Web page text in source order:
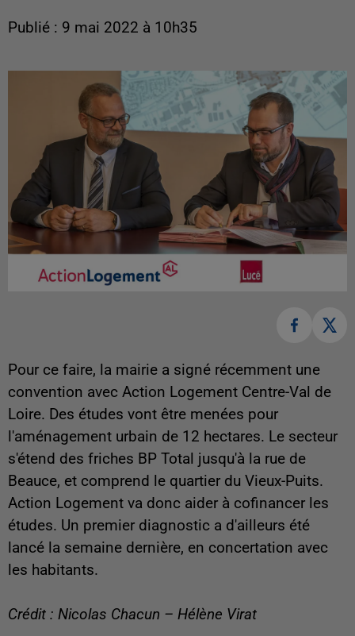
Publié : 9 mai 2022 à 10h35
Pour ce faire, la mairie a signé récemment une
convention avec Action Logement Centre-Val de
Loire. Des études vont être menées pour
l'aménagement urbain de 12 hectares. Le secteur
s'étend des friches BP Total jusqu'à la rue de
Beauce, et comprend le quartier du Vieux-Puits.
Action Logement va donc aider à cofinancer les
études. Un premier diagnostic a d'ailleurs été
lancé la semaine dernière, en concertation avec
les habitants.
Crédit : Nicolas Chacun – Hélène Virat